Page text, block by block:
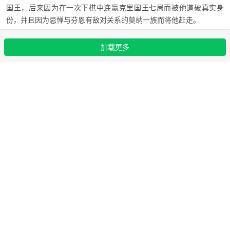
国王，后来因为在一次下棋中连赢克里国王七局而被他道破真实身
份，并且因为忌惮与芬恩有敌对关系的莫纳一族而将他赶走。
加载更多